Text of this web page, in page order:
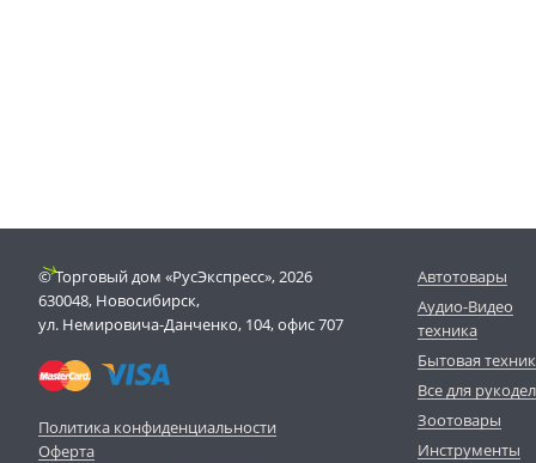
© Торговый дом «РусЭкспресс», 2026
630048, Новосибирск,
ул. Немировича-Данченко, 104, офис 707
Политика конфиденциальности
Оферта
Автотовары
Аудио-Видео
техника
Бытовая
Все для
Зоотовары
Инструменты